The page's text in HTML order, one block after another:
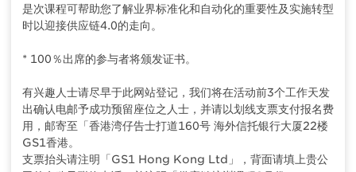
是次课程可帮助您了解业界标准化和自动化的重要性及实施转型
时以迎接供应链4.0的走向。
* 100％出席的参与者将颁发证书。
有兴趣人士请尽早于此网站登记，我们将在活动前3个工作天发
出确认电邮予成功预留座位之人士，并请以划线支票支付报名费
用，邮寄至「香港湾仔告士打道160号 海外信托银行大厦22楼
GS1香港。
支票抬头请注明「GS1 Hong Kong Ltd」，背面请填上贵公